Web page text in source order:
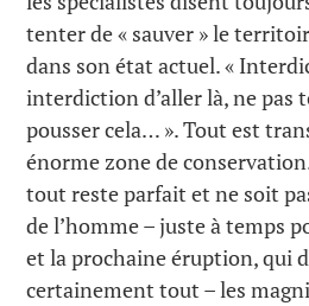
tenter de « sauver » le
dans son état actuel. «
interdiction d’aller là, ne pas
pousser cela… ». Tout est
énorme zone de
tout reste parfait et ne soit
de l’homme – juste à temps
et la prochaine éruption, qui
certainement tout – les